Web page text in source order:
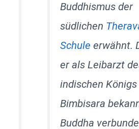
Buddhismus der
südlichen
Schule erwähnt.
er als Leibarzt
indischen Königs
Bimbisara
Buddha